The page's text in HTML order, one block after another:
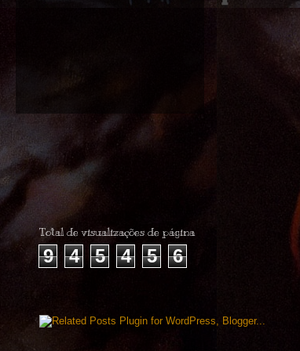
Total de visualizações de página
9 4 5 4 5 6